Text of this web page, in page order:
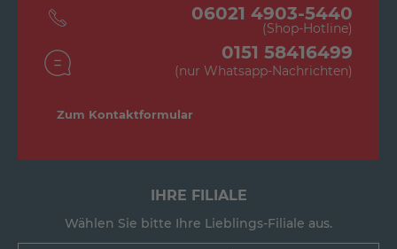
06021 4903-5440
(Shop-Hotline)
0151 58416499
(nur Whatsapp-Nachrichten)
Zum Kontaktformular
IHRE FILIALE
Wählen Sie bitte Ihre Lieblings-Filiale aus.